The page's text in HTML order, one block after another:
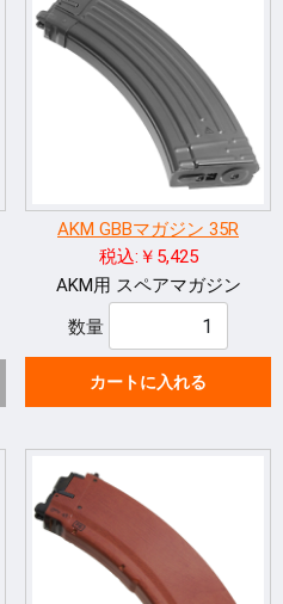
AKM GBBマガジン 35R
税込:￥5,425
AKM用 スペアマガジン
数量
カートに入れる